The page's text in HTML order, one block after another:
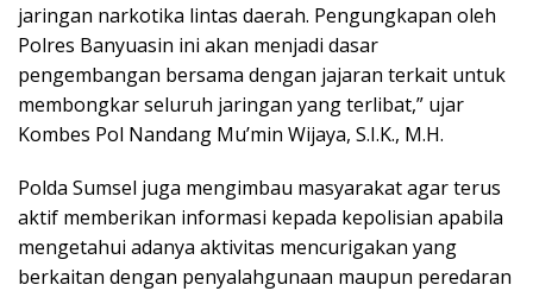
jaringan narkotika lintas daerah. Pengungkapan oleh
Polres Banyuasin ini akan menjadi dasar
pengembangan bersama dengan jajaran terkait untuk
membongkar seluruh jaringan yang terlibat,” ujar
Kombes Pol Nandang Mu’min Wijaya, S.I.K., M.H.
Polda Sumsel juga mengimbau masyarakat agar terus
aktif memberikan informasi kepada kepolisian apabila
mengetahui adanya aktivitas mencurigakan yang
berkaitan dengan penyalahgunaan maupun peredaran